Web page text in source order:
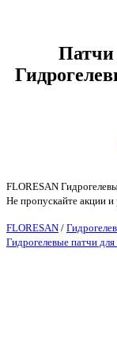
Патчи
FLORESAN
Не пропускайте акции
FLORESAN /
Гидрогелевые патчи